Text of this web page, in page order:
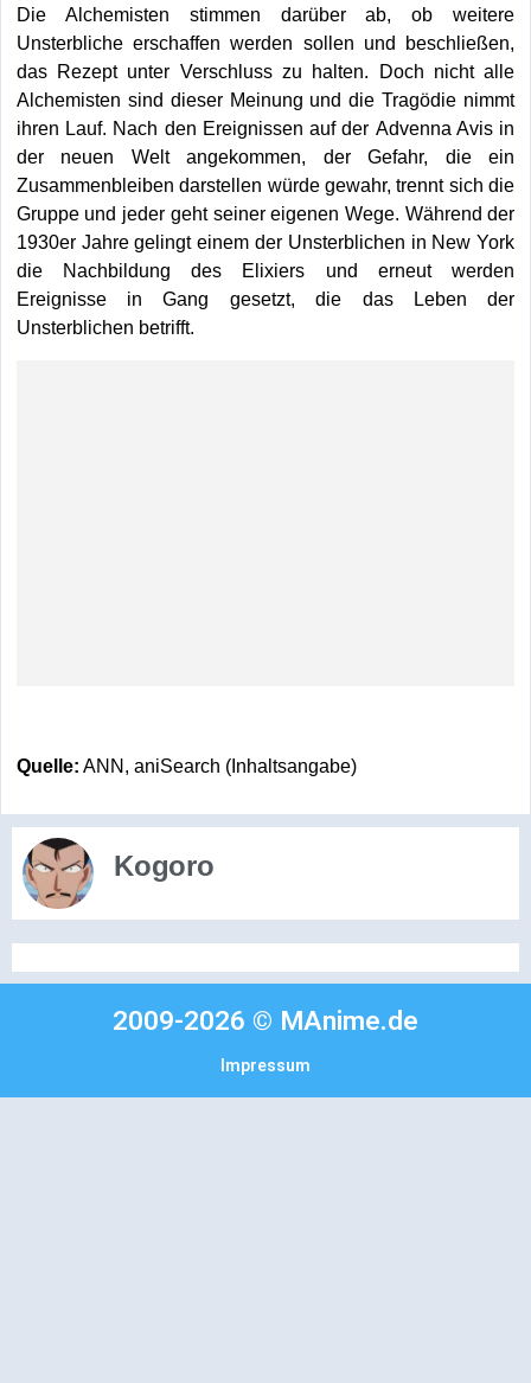
Die Alchemisten stimmen darüber ab, ob weitere
Unsterbliche erschaffen werden sollen und beschließen,
das Rezept unter Verschluss zu halten. Doch nicht alle
Alchemisten sind dieser Meinung und die Tragödie nimmt
ihren Lauf. Nach den Ereignissen auf der Advenna Avis in
der neuen Welt angekommen, der Gefahr, die ein
Zusammenbleiben darstellen würde gewahr, trennt sich die
Gruppe und jeder geht seiner eigenen Wege. Während der
1930er Jahre gelingt einem der Unsterblichen in New York
die Nachbildung des Elixiers und erneut werden
Ereignisse in Gang gesetzt, die das Leben der
Unsterblichen betrifft.
Quelle: ANN, aniSearch (Inhaltsangabe)
Kogoro
2009-2026 © MAnime.de
Impressum